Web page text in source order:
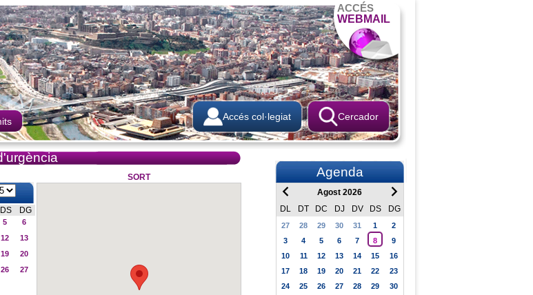
ACCÉS
WEBMAIL
Cercador
Accés col·legiat
DS DG
5
6
12
13
19
20
26
27
SORT Agenda
Agost 2026
DL
DT DC DJ DV DS DG
27 28 29 30 31 1
2
3
4 5 6 7 8
9
10
11 12 13 14 15
16
17
18 19 20 21 22
23
24
25 26 27 28 29
30